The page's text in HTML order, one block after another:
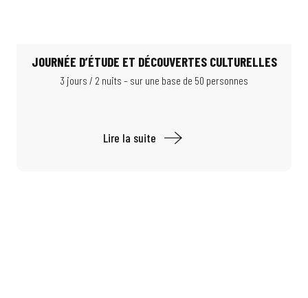
JOURNÉE D’ÉTUDE ET DÉCOUVERTES CULTURELLES
3 jours / 2 nuits – sur une base de 50 personnes
Lire la suite